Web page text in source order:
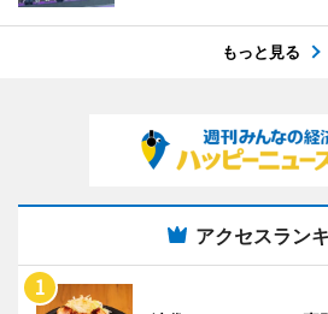
もっと見る
アクセスラン